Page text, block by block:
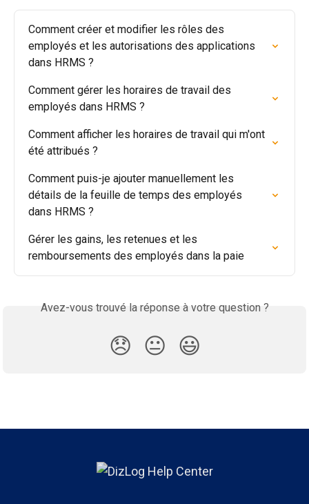
Comment créer et modifier les rôles des
employés et les autorisations des applications
dans HRMS ?
Comment gérer les horaires de travail des
employés dans HRMS ?
Comment afficher les horaires de travail qui m'ont
été attribués ?
Comment puis-je ajouter manuellement les
détails de la feuille de temps des employés
dans HRMS ?
Gérer les gains, les retenues et les
remboursements des employés dans la paie
Avez-vous trouvé la réponse à votre question ?
😞 😐 😃